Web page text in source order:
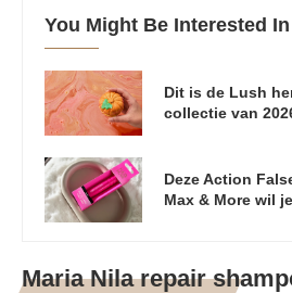
You Might Be Interested In
Dit is de Lush
collectie van
Deze Action
Max & More wil
Maria Nila repair